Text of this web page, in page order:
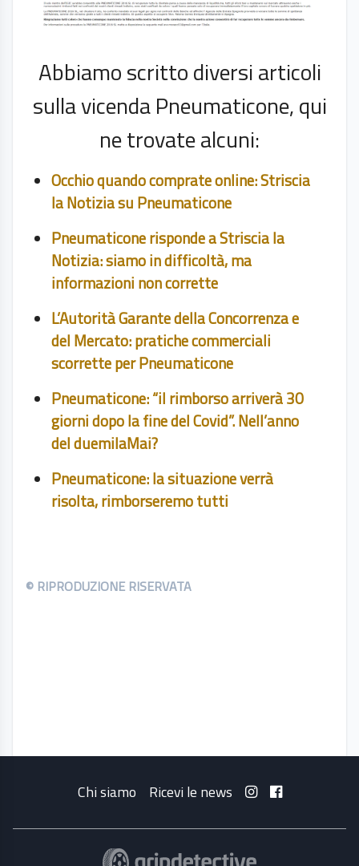
Abbiamo scritto diversi articoli
sulla vicenda Pneumaticone, qui
ne trovate alcuni:
Occhio quando comprate online: Striscia
la Notizia su Pneumaticone
Pneumaticone risponde a Striscia la
Notizia: siamo in difficoltà, ma
informazioni non corrette
L’Autorità Garante della Concorrenza e
del Mercato: pratiche commerciali
scorrette per Pneumaticone
Pneumaticone: “il rimborso arriverà 30
giorni dopo la fine del Covid”. Nell’anno
del duemilaMai?
Pneumaticone: la situazione verrà
risolta, rimborseremo tutti
© RIPRODUZIONE RISERVATA
Chi siamo Ricevi le news